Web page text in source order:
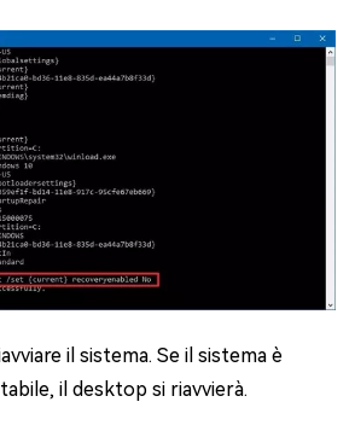
il sistema. Se il sistema è
il desktop si riavvierà.